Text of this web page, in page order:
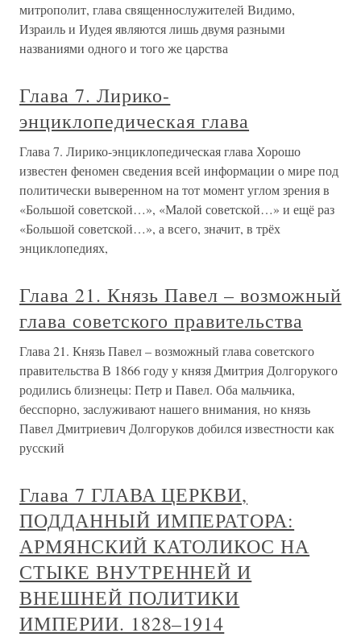
митрополит, глава священнослужителей Видимо,
Израиль и Иудея являются лишь двумя разными
названиями одного и того же царства
Глава 7. Лирико-
энциклопедическая глава
Глава 7. Лирико-энциклопедическая глава Хорошо
известен феномен сведения всей информации о мире под
политически выверенном на тот момент углом зрения в
«Большой советской…», «Малой советской…» и ещё раз
«Большой советской…», а всего, значит, в трёх
энциклопедиях,
Глава 21. Князь Павел – возможный
глава советского правительства
Глава 21. Князь Павел – возможный глава советского
правительства В 1866 году у князя Дмитрия Долгорукого
родились близнецы: Петр и Павел. Оба мальчика,
бесспорно, заслуживают нашего внимания, но князь
Павел Дмитриевич Долгоруков добился известности как
русский
Глава 7 ГЛАВА ЦЕРКВИ,
ПОДДАННЫЙ ИМПЕРАТОРА:
АРМЯНСКИЙ КАТОЛИКОС НА
СТЫКЕ ВНУТРЕННЕЙ И
ВНЕШНЕЙ ПОЛИТИКИ
ИМПЕРИИ. 1828–1914